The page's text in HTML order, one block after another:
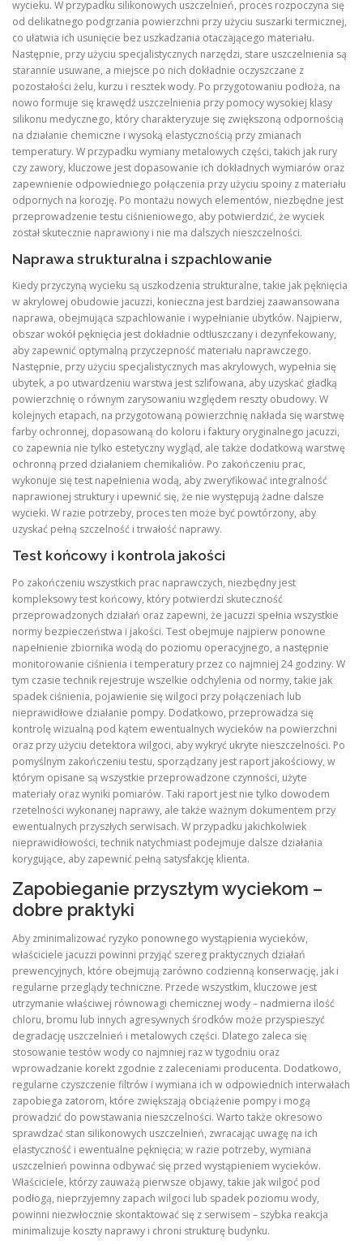
wycieku. W przypadku silikonowych uszczelnień, proces rozpoczyna się
od delikatnego podgrzania powierzchni przy użyciu suszarki termicznej,
co ułatwia ich usunięcie bez uszkadzania otaczającego materiału.
Następnie, przy użyciu specjalistycznych narzędzi, stare uszczelnienia są
starannie usuwane, a miejsce po nich dokładnie oczyszczane z
pozostałości żelu, kurzu i resztek wody. Po przygotowaniu podłoża, na
nowo formuje się krawędź uszczelnienia przy pomocy wysokiej klasy
silikonu medycznego, który charakteryzuje się zwiększoną odpornością
na działanie chemiczne i wysoką elastycznością przy zmianach
temperatury. W przypadku wymiany metalowych części, takich jak rury
czy zawory, kluczowe jest dopasowanie ich dokładnych wymiarów oraz
zapewnienie odpowiedniego połączenia przy użyciu spoiny z materiału
odpornych na korozję. Po montażu nowych elementów, niezbędne jest
przeprowadzenie testu ciśnieniowego, aby potwierdzić, że wyciek
został skutecznie naprawiony i nie ma dalszych nieszczelności.
Naprawa strukturalna i szpachlowanie
Kiedy przyczyną wycieku są uszkodzenia strukturalne, takie jak pęknięcia
w akrylowej obudowie jacuzzi, konieczna jest bardziej zaawansowana
naprawa, obejmująca szpachlowanie i wypełnianie ubytków. Najpierw,
obszar wokół pęknięcia jest dokładnie odtłuszczany i dezynfekowany,
aby zapewnić optymalną przyczepność materiału naprawczego.
Następnie, przy użyciu specjalistycznych mas akrylowych, wypełnia się
ubytek, a po utwardzeniu warstwa jest szlifowana, aby uzyskać gładką
powierzchnię o równym zarysowaniu względem reszty obudowy. W
kolejnych etapach, na przygotowaną powierzchnię nakłada się warstwę
farby ochronnej, dopasowaną do koloru i faktury oryginalnego jacuzzi,
co zapewnia nie tylko estetyczny wygląd, ale także dodatkową warstwę
ochronną przed działaniem chemikaliów. Po zakończeniu prac,
wykonuje się test napełnienia wodą, aby zweryfikować integralność
naprawionej struktury i upewnić się, że nie występują żadne dalsze
wycieki. W razie potrzeby, proces ten może być powtórzony, aby
uzyskać pełną szczelność i trwałość naprawy.
Test końcowy i kontrola jakości
Po zakończeniu wszystkich prac naprawczych, niezbędny jest
kompleksowy test końcowy, który potwierdzi skuteczność
przeprowadzonych działań oraz zapewni, że jacuzzi spełnia wszystkie
normy bezpieczeństwa i jakości. Test obejmuje najpierw ponowne
napełnienie zbiornika wodą do poziomu operacyjnego, a następnie
monitorowanie ciśnienia i temperatury przez co najmniej 24 godziny. W
tym czasie technik rejestruje wszelkie odchylenia od normy, takie jak
spadek ciśnienia, pojawienie się wilgoci przy połączeniach lub
nieprawidłowe działanie pompy. Dodatkowo, przeprowadza się
kontrolę wizualną pod kątem ewentualnych wycieków na powierzchni
oraz przy użyciu detektora wilgoci, aby wykryć ukryte nieszczelności. Po
pomyślnym zakończeniu testu, sporządzany jest raport jakościowy, w
którym opisane są wszystkie przeprowadzone czynności, użyte
materiały oraz wyniki pomiarów. Taki raport jest nie tylko dowodem
rzetelności wykonanej naprawy, ale także ważnym dokumentem przy
ewentualnych przyszłych serwisach. W przypadku jakichkolwiek
nieprawidłowości, technik natychmiast podejmuje dalsze działania
korygujące, aby zapewnić pełną satysfakcję klienta.
Zapobieganie przyszłym wyciekom –
dobre praktyki
Aby zminimalizować ryzyko ponownego wystąpienia wycieków,
właściciele jacuzzi powinni przyjąć szereg praktycznych działań
prewencyjnych, które obejmują zarówno codzienną konserwację, jak i
regularne przeglądy techniczne. Przede wszystkim, kluczowe jest
utrzymanie właściwej równowagi chemicznej wody – nadmierna ilość
chloru, bromu lub innych agresywnych środków może przyspieszyć
degradację uszczelnień i metalowych części. Dlatego zaleca się
stosowanie testów wody co najmniej raz w tygodniu oraz
wprowadzanie korekt zgodnie z zaleceniami producenta. Dodatkowo,
regularne czyszczenie filtrów i wymiana ich w odpowiednich interwałach
zapobiega zatorom, które zwiększają obciążenie pompy i mogą
prowadzić do powstawania nieszczelności. Warto także okresowo
sprawdzać stan silikonowych uszczelnień, zwracając uwagę na ich
elastyczność i ewentualne pęknięcia; w razie potrzeby, wymiana
uszczelnień powinna odbywać się przed wystąpieniem wycieków.
Właściciele, którzy zauważą pierwsze objawy, takie jak wilgoć pod
podłogą, nieprzyjemny zapach wilgoci lub spadek poziomu wody,
powinni niezwłocznie skontaktować się z serwisem – szybka reakcja
minimalizuje koszty naprawy i chroni strukturę budynku.